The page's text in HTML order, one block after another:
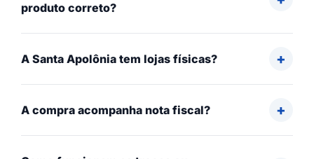
produto correto?
A Santa Apolônia tem lojas físicas?
A compra acompanha nota fiscal?